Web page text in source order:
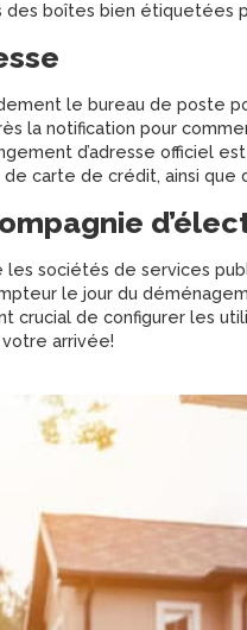
des boîtes bien étiquetées
le bureau de poste
la notification pour
d’adresse officiel
carte de crédit, ainsi que
les sociétés de services
le jour du
crucial de configurer les
arrivée!